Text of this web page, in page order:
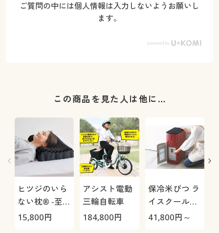
ご質問の中には個人情報は入力しないようお願いし
ます。
この商品を見た人は他に…
ヒツジのいら
ない枕® -至
極-
15,800円
アシスト電動
三輪自転車
184,800円
保冷米びつ ラ
イスクール
HRC-
41,800円～